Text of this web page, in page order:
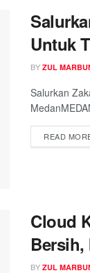
Untuk
BY ZUL
Salurkan
READ
Cloud
BY ZUL